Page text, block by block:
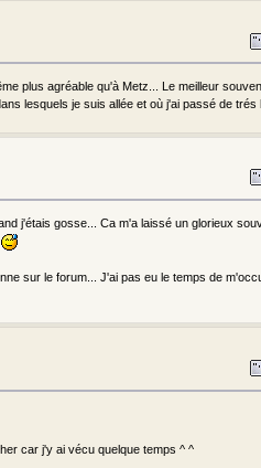
plus agréable qu'à Metz... Le meilleur
lesquels je suis allée et où j'ai passé de trés
j'étais gosse... Ca m'a laissé un glorieux
sur le forum... J'ai pas eu le temps de
car j'y ai vécu quelque temps ^ ^